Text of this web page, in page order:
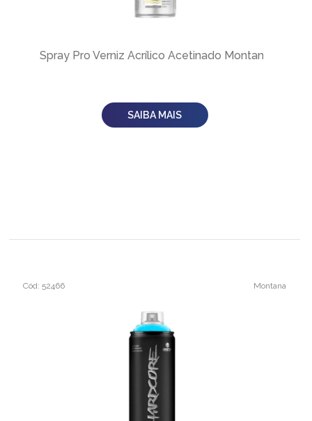
Spray Pro Verniz Acrílico Acetinado Montana
SAIBA MAIS
Cód: 52466 Montana